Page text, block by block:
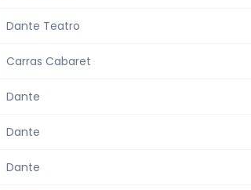
Dante Teatro
Carras Cabaret
Dante
Dante
Dante